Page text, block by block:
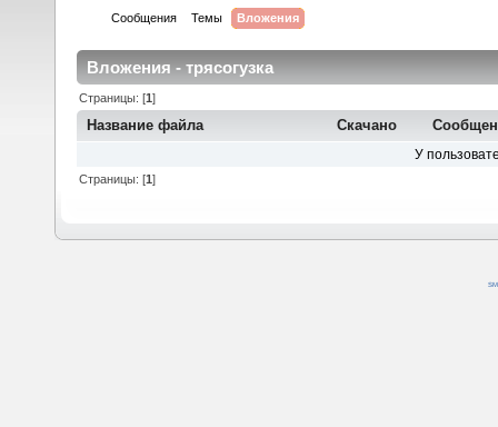
Сообщения Темы Вложения
Вложения - трясогузка
Страницы: [1]
Название файла Скачано
У
Страницы: [1]